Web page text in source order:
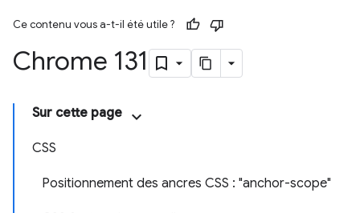
Ce contenu vous a-t-il été utile ?
Chrome 131
Sur cette page
CSS
Positionnement des ancres CSS : "anchor-scope"